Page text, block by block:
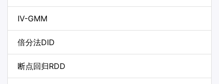
IV-GMM
倍分法DID
断点回归RDD